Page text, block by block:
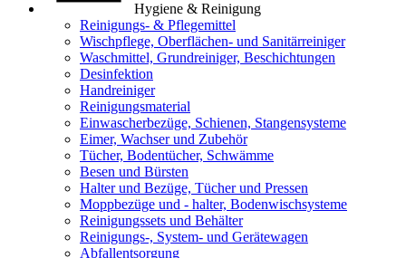
Hygiene & Reinigung
Reinigungs- & Pflegemittel
Wischpflege, Oberflächen- und Sanitärreiniger
Waschmittel, Grundreiniger, Beschichtungen
Desinfektion
Handreiniger
Reinigungsmaterial
Einwascherbezüge, Schienen, Stangensysteme
Eimer, Wachser und Zubehör
Tücher, Bodentücher, Schwämme
Besen und Bürsten
Halter und Bezüge, Tücher und Pressen
Moppbezüge und - halter, Bodenwischsysteme
Reinigungssets und Behälter
Reinigungs-, System- und Gerätewagen
Abfallentsorgung